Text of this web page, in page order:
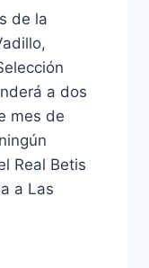
de la
a dos
mes de
Real Betis
a Las